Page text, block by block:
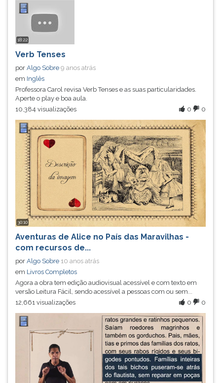
18:22
Verb Tenses
por Algo Sobre 9 anos atrás
em Inglês
Professora Carol revisa Verb Tenses e as suas particularidades.
Aperte o play e boa aula.
0
0
10,384 visualizações
30:10
Aventuras de Alice no País das Maravilhas -
com recursos de...
por Algo Sobre 10 anos atrás
em Livros Completos
Agora a obra tem edição audiovisual acessível e com texto em
versão Leitura Fácil, sendo acessível a pessoas com ou sem...
0
0
12,661 visualizações